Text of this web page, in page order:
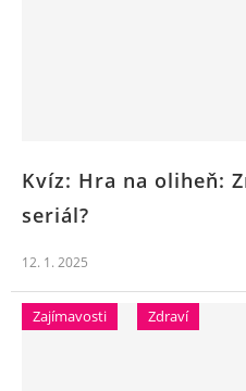
Kvíz: Hra na oliheň:
seriál?
12. 1. 2025
Zajímavosti Zdraví